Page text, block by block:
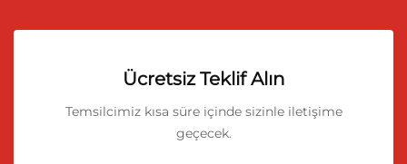
Ücretsiz Teklif Alın
Temsilcimiz kısa süre içinde sizinle iletişime
geçecek.